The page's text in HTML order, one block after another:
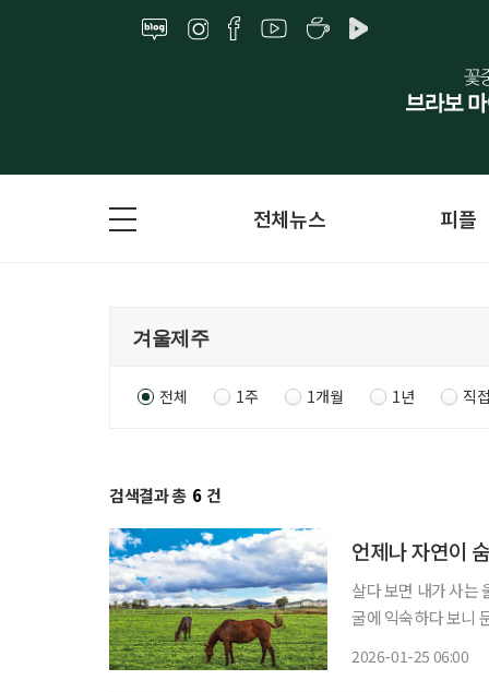
전체뉴스 피플
전체 1주 1개월 1년 직
검색결과 총 6 건
언제나 자연이
살다 보면 내가 사는
굴에 익숙하다 보니
2026-01-25 06:00